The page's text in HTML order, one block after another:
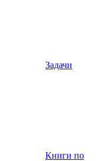
Задачи
Книги по